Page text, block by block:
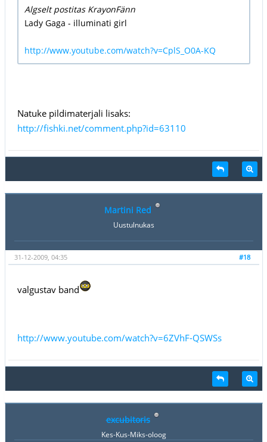
Algselt postitas KrayonFänn
Lady Gaga - illuminati girl
http://www.youtube.com/watch?v=CplS_O0A-KQ
Natuke pildimaterjali lisaks:
http://fishki.net/comment.php?id=63110
Martini Red
Uustulnukas
#18
31-12-2009, 04:35
valgustav band
http://www.youtube.com/watch?v=6ZVhF-QSWSs
excubitoris
Kes-Kus-Miks-oloog